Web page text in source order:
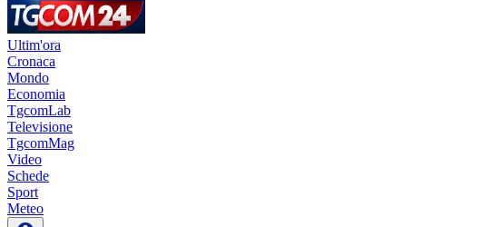
Ultim'ora
Cronaca
Mondo
Economia
TgcomLab
Televisione
TgcomMag
Video
Schede
Sport
Meteo